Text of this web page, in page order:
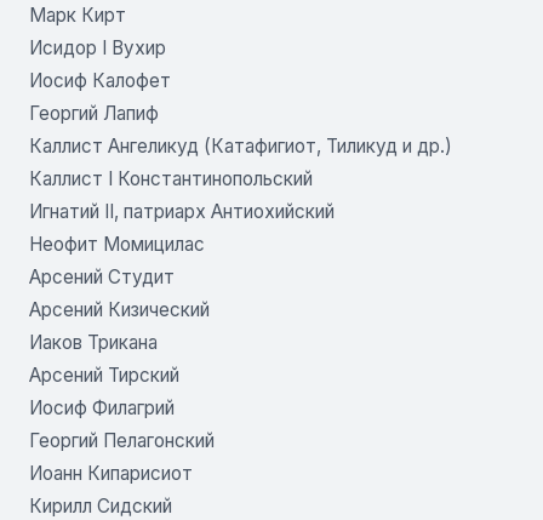
Марк Кирт
Исидор I Вухир
Иосиф Калофет
Георгий Лапиф
Каллист Ангеликуд (Катафигиот, Тиликуд и др.)
Каллист I Константинопольский
Игнатий II, патриарх Антиохийский
Неофит Момицилас
Арсений Студит
Арсений Кизический
Иаков Трикана
Арсений Тирский
Иосиф Филагрий
Георгий Пелагонский
Иоанн Кипарисиот
Кирилл Сидский